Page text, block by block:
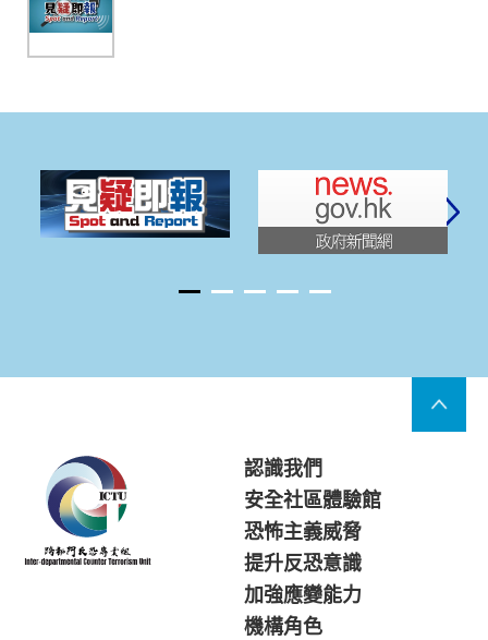
認識我們
安全社區體驗館
恐怖主義威脅
提升反恐意識
加強應變能力
機構角色